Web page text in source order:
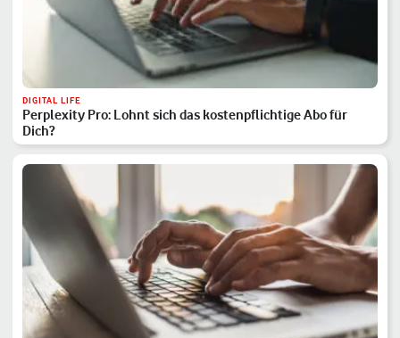
DIGITAL LIFE
Perplexity Pro: Lohnt sich das kostenpflichtige Abo für
Dich?